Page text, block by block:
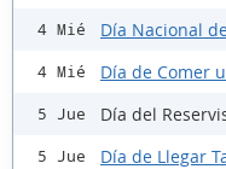
4 Mié Día Nacional
4 Mié Día de Comer
5 Jue Día del
5 Jue Día de Llegar